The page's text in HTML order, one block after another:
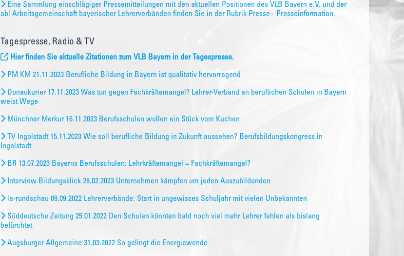
Eine Sammlung einschlägiger Pressemitteilungen mit den aktuellen Positionen des VLB Bayern e.V. und der
abl Arbeitsgemeinschaft bayerischer Lehrerverbänden finden Sie in der Rubrik Presse - Presseinformation.
Tagespresse, Radio & TV
Hier finden Sie aktuelle Zitationen zum VLB Bayern in der Tagespresse.
PM KM 21.11.2023 Berufliche Bildung in Bayern ist qualitativ hervorragend
Donaukurier 17.11.2023 Was tun gegen Fachkräftemangel? Lehrer-Verband an beruflichen Schulen in Bayern
weist Wege
Münchner Merkur 16.11.2023 Berufsschulen wollen ein Stück vom Kuchen
TV Ingolstadt 15.11.2023 Wie soll berufliche Bildung in Zukunft aussehen? Berufsbildungskongress in
Ingolstadt
BR 13.07.2023 Bayerns Berufsschulen: Lehrkräftemangel = Fachkräftemangel?
Interview Bildungsklick 28.02.2023 Unternehmen kämpfen um jeden Auszubildenden
la-rundschau 09.09.2022 Lehrerverbände: Start in ungewisses Schuljahr mit vielen Unbekannten
Süddeutsche Zeitung 25.01.2022 Den Schulen könnten bald noch viel mehr Lehrer fehlen als bislang
befürchtet
Augsburger Allgemeine 31.03.2022 So gelingt die Energiewende